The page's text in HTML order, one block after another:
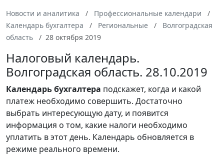
Новости и аналитика
Профессиональные календари
Календарь бухгалтера
Региональные
Волгоградская
область
28 октября 2019
Налоговый календарь.
Волгоградская область. 28.10.2019
Календарьбухгалтера подскажет, когда и какой
платеж необходимо совершить. Достаточно
выбрать интересующую дату, и появится
информация о том, какие налоги необходимо
уплатить в этот день. Календарь обновляется в
режиме реального времени.